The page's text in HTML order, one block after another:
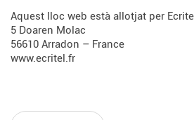
Aquest lloc web està allotjat per
5 Doaren Molac
56610 Arradon – France
www.ecritel.fr